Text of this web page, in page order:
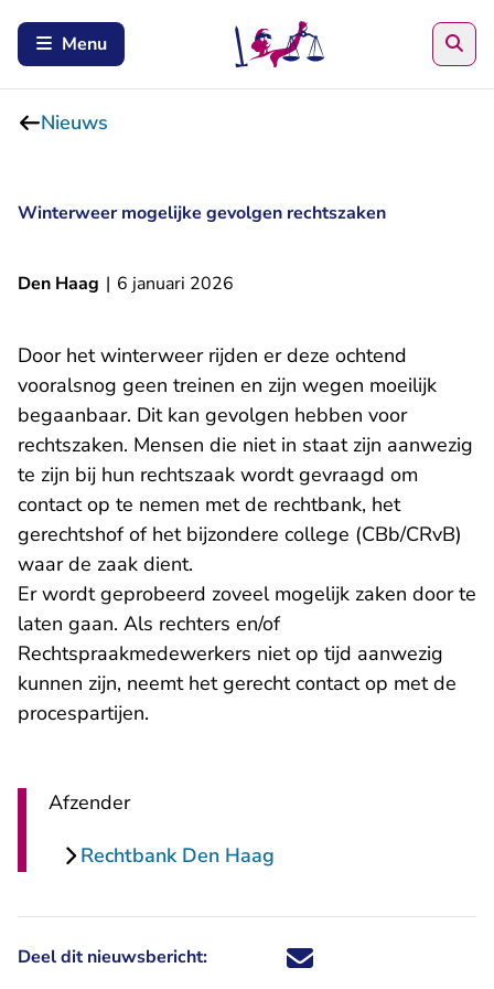
Menu
Nieuws
Winterweer mogelijke gevolgen rechtszaken
Den Haag | 6 januari 2026
Door het winterweer rijden er deze ochtend
vooralsnog geen treinen en zijn wegen moeilijk
begaanbaar. Dit kan gevolgen hebben voor
rechtszaken. Mensen die niet in staat zijn aanwezig
te zijn bij hun rechtszaak wordt gevraagd om
contact op te nemen met de rechtbank, het
gerechtshof of het bijzondere college (CBb/CRvB)
waar de zaak dient.
Er wordt geprobeerd zoveel mogelijk zaken door te
laten gaan. Als rechters en/of
Rechtspraakmedewerkers niet op tijd aanwezig
kunnen zijn, neemt het gerecht contact op met de
procespartijen.
Afzender
Rechtbank Den Haag
Deel dit nieuwsbericht: Deel dit nieuwsbericht via X -
Deel dit nieuwsbericht via
Deel dit nieuwsbericht
Deel dit